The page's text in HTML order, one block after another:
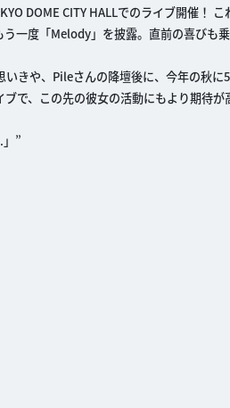
DOME CITY HALLでのライブ開催！
一度「Melody」を披露。直前の喜びも
いきや、Pileさんの降壇後に、今年の秋
で、この先の彼女の活動にもより期待
”